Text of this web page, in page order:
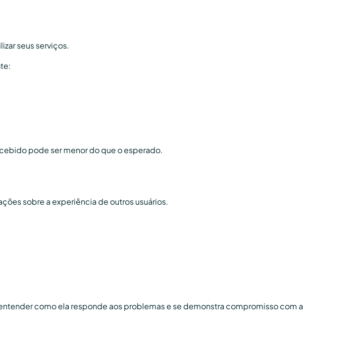
seus serviços.
pode ser menor do que o esperado.
sobre a experiência de outros usuários.
como ela responde aos problemas e se demonstra compromisso com a